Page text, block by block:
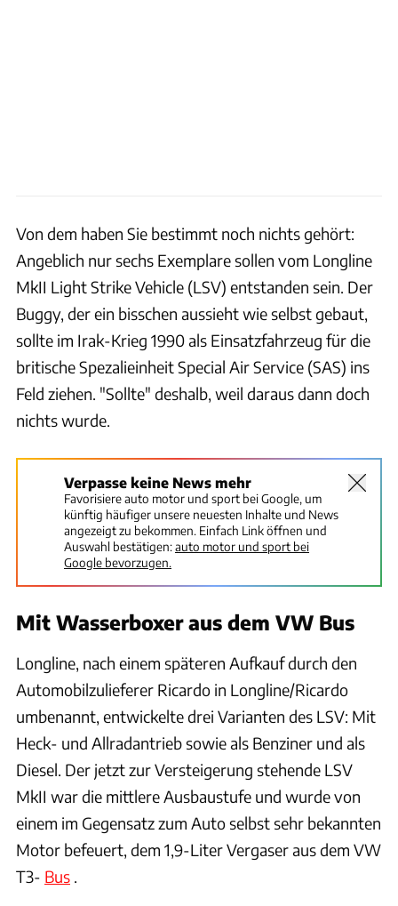
Von dem haben Sie bestimmt noch nichts gehört:
Angeblich nur sechs Exemplare sollen vom Longline
MkII Light Strike Vehicle (LSV) entstanden sein. Der
Buggy, der ein bisschen aussieht wie selbst gebaut,
sollte im Irak-Krieg 1990 als Einsatzfahrzeug für die
britische Spezalieinheit Special Air Service (SAS) ins
Feld ziehen. "Sollte" deshalb, weil daraus dann doch
nichts wurde.
Verpasse keine News mehr
Favorisiere auto motor und sport bei Google, um
künftig häufiger unsere neuesten Inhalte und News
angezeigt zu bekommen. Einfach Link öffnen und
Auswahl bestätigen:auto motor und sport bei
Google bevorzugen.
Mit Wasserboxer aus dem VW Bus
Longline, nach einem späteren Aufkauf durch den
Automobilzulieferer Ricardo in Longline/Ricardo
umbenannt, entwickelte drei Varianten des LSV: Mit
Heck- und Allradantrieb sowie als Benziner und als
Diesel. Der jetzt zur Versteigerung stehende LSV
MkII war die mittlere Ausbaustufe und wurde von
einem im Gegensatz zum Auto selbst sehr bekannten
Motor befeuert, dem 1,9-Liter Vergaser aus dem VW
T3- Bus .